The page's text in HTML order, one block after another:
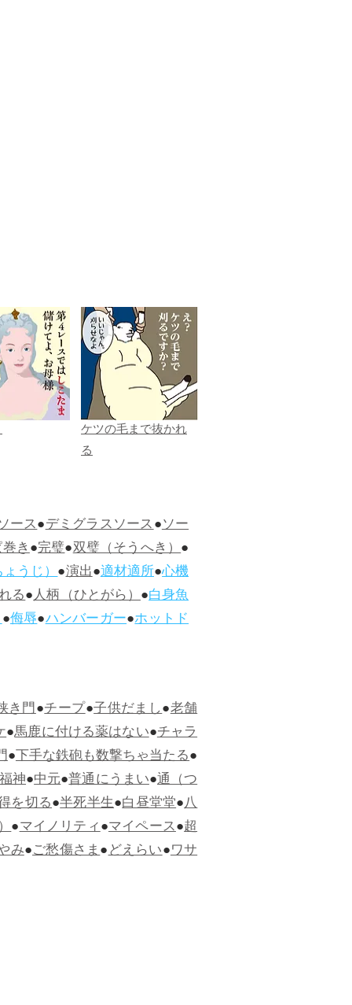
ケツの毛まで抜かれ
る
ース●デミグラスソース●ソー
き●完璧●双璧（そうへき）●
うじ）●演出●適材適所●心機
る●人柄（ひとがら）●白身魚
●侮辱●ハンバーガー●ホットド
き門●チープ●子供だまし●老舗
●馬鹿に付ける薬はない●チャラ
●下手な鉄砲も数撃ちゃ当たる●
神●中元●普通にうまい●通（つ
を切る●半死半生●白昼堂堂●八
●マイノリティ●マイペース●超
み●ご愁傷さま●どえらい●ワサ